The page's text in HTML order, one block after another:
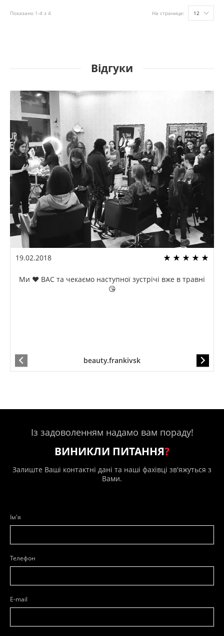
Показано 1-4 з 4 На странице: 12
Відгуки
19.02.2018
Ми ❤️ ВАС та чекаємо наступної зустрічі вже в травні
😘
beauty.frankivsk
Із задоволенням надамо вам пораду!
ВИНИКЛИ ПИТАННЯ?
Залиште Ваші контактні дані та наші фахівці зв'яжуться з
Вами.
Ім'я
Телефон
E-mail